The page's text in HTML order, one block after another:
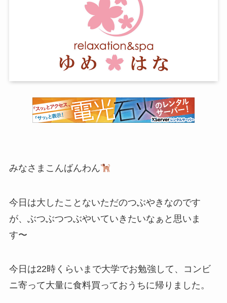
みなさまこんばんわん
今日は大したことないただのつぶやきなのです
が、ぶつぶつつぶやいていきたいなぁと思いま
す〜
今日は22時くらいまで大学でお勉強して、コンビ
ニ寄って大量に食料買っておうちに帰りました。